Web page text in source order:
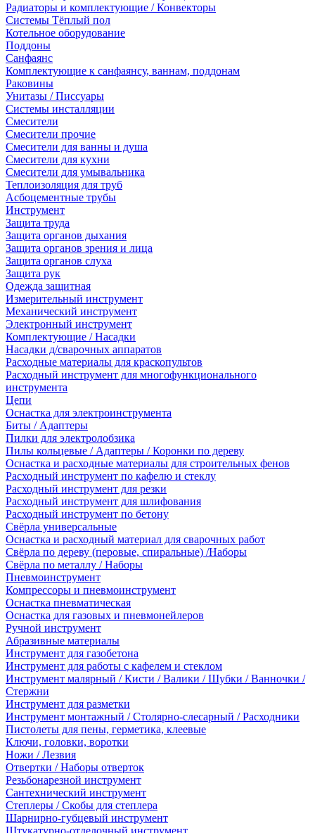
Радиаторы и комплектующие / Конвекторы
Системы Тёплый пол
Котельное оборудование
Поддоны
Санфаянс
Комплектующие к санфаянсу, ваннам, поддонам
Раковины
Унитазы / Писсуары
Системы инсталляции
Смесители
Смесители прочие
Смесители для ванны и душа
Смесители для кухни
Смесители для умывальника
Теплоизоляция для труб
Асбоцементные трубы
Инструмент
Защита труда
Защита органов дыхания
Защита органов зрения и лица
Защита органов слуха
Защита рук
Одежда защитная
Измерительный инструмент
Механический инструмент
Электронный инструмент
Комплектующие / Насадки
Насадки д/сварочных аппаратов
Расходные материалы для краскопультов
Расходный инструмент для многофункционального
инструмента
Цепи
Оснастка для электроинструмента
Биты / Адаптеры
Пилки для электролобзика
Пилы кольцевые / Адаптеры / Коронки по дереву
Оснастка и расходные материалы для строительных фенов
Расходный инструмент по кафелю и стеклу
Расходный инструмент для резки
Расходный инструмент для шлифования
Расходный инструмент по бетону
Свёрла универсальные
Оснастка и расходный материал для сварочных работ
Свёрла по дереву (перовые, спиральные) /Наборы
Свёрла по металлу / Наборы
Пневмоинструмент
Компрессоры и пневмоинструмент
Оснастка пневматическая
Оснастка для газовых и пневмонейлеров
Ручной инструмент
Абразивные материалы
Инструмент для газобетона
Инструмент для работы с кафелем и стеклом
Инструмент малярный / Кисти / Валики / Шубки / Ванночки /
Стержни
Инструмент для разметки
Инструмент монтажный / Столярно-слесарный / Расходники
Пистолеты для пены, герметика, клеевые
Ключи, головки, воротки
Ножи / Лезвия
Отвертки / Наборы отверток
Резьбонарезной инструмент
Сантехнический инструмент
Степлеры / Скобы для степлера
Шарнирно-губцевый инструмент
Штукатурно-отделочный инструмент